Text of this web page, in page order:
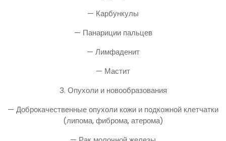
— Карбункулы
— Панариции пальцев
— Лимфаденит
— Мастит
3. Опухоли и новообразования
— Доброкачественные опухоли кожи и подкожной клетчатки
(липома, фиброма, атерома)